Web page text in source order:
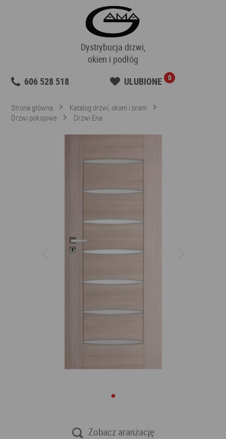
Dystrybucja drzwi,
okien i podłóg
606 528 518
ULUBIONE 0
Strona główna
Katalog drzwi, okien i bram
Drzwi pokojowe
Drzwi Ena
Zobacz aranżację